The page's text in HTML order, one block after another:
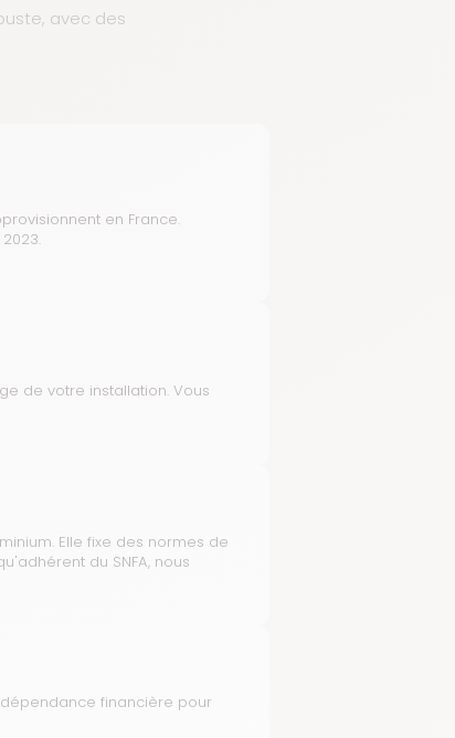
avec des
en France.
de votre installation. Vous
Elle fixe des normes de
du SNFA, nous
financière pour